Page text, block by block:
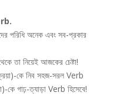
পরিধি অনেক এবং সব-প্রকার
নিয়েই আজকের চেষ্টা!
কে নিব সহজ-সরল Verb
গাঢ়-ত্যাড়া Verb হিসেবে!